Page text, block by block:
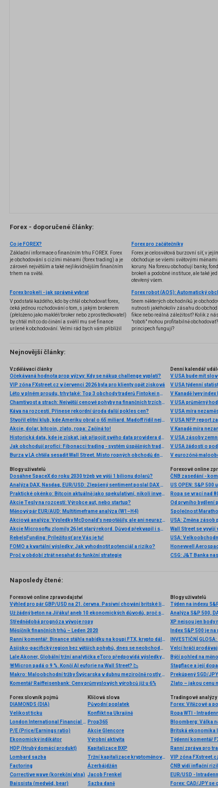
Forex - doporučené články:
Co je FOREX?
Základní informace o finančním trhu FOREX. Forex
je obchodování s cizími měnami (forex trading) a je
zároveň největším a také nejlikvidnějším finančním
trhem na světě.
Forex pro začátečníky
Forex je celosvětová burzovní síť, v
obchoduje se všemi světovými
koruny. Na forexu obchodují banky,
brokeři a podobné instituce, ale také
otevřený všem.
Forex brokeři - jak správně vybrat
V podstatě každého, kdo by chtěl obchodovat forex,
čeká jednou rozhodování o tom, s jakým brokerem
(přeloženo jako makléř/broker nebo zprostředkovatel)
by chtěl mít co do činění a svěřil mu své finance
určené k obchodování. Velmi rád bych vám přiblížil
několik příkladů nejznámějších z nich.
Snem některých obchodníků je
nutnosti jakéhokoliv zásahu do
fikce nebo reálná záležitost? Kolik z
"roboti" mohou profitabilně
principech fungují?
Nejnovější články:
Vzdělávací články
Očekávaná hodnota prop výzvy: Kdy se nákup challenge vyplatí?
VIP zóna FXstreet.cz v červenci 2026 byla pro klienty opět zisková
Léto v plném proudu, trhy také: Top 3 obchody traderů Fintokei na indexech a zlatě
Chamtivost a strach: Největší cenové pohyby na finančních trzích (červenec 2026)
Káva na rozcestí. Přinese rekordní úroda další pokles cen?
Stvořil elitní klub, kde Ameriku obral o 65 miliard. Madoff řídil největší Ponzi dějin
Akcie, dolar, bitcoin, zlato, ropa: Začíná to!
Historická data, kde je získat, jak připojit svého data providera do MultiCharts a proč je budeme potřebovat? (4. díl)
Jak obchodují profíci: Fibonacci trading - systém úspěšných traderů
Burza v LA chtěla sesadit Wall Street. Místo ropných obchodů dnes místem duní basy
Denní kalendář
V USA bude mít
V USA týdenní
V Kanadě Ivey index
V USA průměrný
V USA míra
V USA NFP report
V Kanadě míra
V USA zásoby
V USA žádosti o
V eurozóně
Blogy uživatelů
Dosáhne SpaceX do roku 2030 tržeb ve výši 1 bilionu dolarů?
Analýza DAX, Nasdaq, EUR/USD: Zlepšený sentiment poslal DAX na nová maxima
Praktické okénko: Bitcoin aktuálně jako spekulativní, nikoli investiční aktivum
Akcie Tesly na rozcestí: Výrobce aut, nebo startup?
Měnový pár EUR/AUD: Multitimeframe analýza (W1–H4)
Akciová analýza: Výsledky McDonald’s nepotěšily, ale ani neurazily. Jakou vizi společnost prezentovala?
Akcie Microsoftu zlomily 26 let starý rekord. Důvod překvapil i samotné investory
RebelsFunding: Príležitosť pre Vás je tu!
FOMO a kvartální výsledky: Jak vyhodnotit potenciál a riziko?
Proč v období ztrát nesahat do funkční strategie
Forexové online
ČNB zasedání -
Ropa se vrací nad
Naposledy čtené:
Forexové online zpravodajství
Výhled pro pár GBP/USD na 21. června. Pasivní chování britské libry stojí za povšimnutí.
Už žádný beton na Jiřáku! aneb 10 ekonomických důvodů, proč se klimatickým změnám spíše přizpůsobit než s nimi draze bojovat
Střednědobá prognóza vývoje ropy
Měsíčník finančních trhů – Leden 2020
Ranní komentář: Binance stáhla nabídku na koupi FTX, krypto dál klesá, Meta propouští zaměstnance
Asijsko-pacifický region bez větších pohybů, dnes se neobchodovalo v Číně, Hongkongu a Jižní Koreji
Lale Akoner, Globální tržní analytička eToro předpovídá výsledky společnosti NVIDIA
🚨Micron padá o 9 %. Končí AI euforie na Wall Street? 📉
Makro: Maloobchodní tržby Švýcarska v dubnu meziročně rostly o 0,1 pct
Komentář Raiffeisenbank: Ceny průmyslových výrobců již u 6%
Blogy uživatelů
Týden na indexu
Index S&P 500 je
Velcí hráči
Býčí pohled na
Stagflace a její
Prekúpený SGD/
Zlato – jakou cenu
Forex slovník pojmů
DIAMONDS (DIA)
Velikost ticku
London International Financial Futures Exchange (LIFFE)
P/E (Price/Earnings ratio)
Ekonomický indikátor
HDP (Hrubý domácí produkt)
Lombard sazba
Factoring
Corrective wave (korekční vlna)
Baissista (medvěd, bear)
Klíčová slova
Původní poplatek
Konflikt na Ukrajině
Prop365
Akcie Glencore
Výrobní aktivita
Kapitalizace BXP
Tržní kapitalizace kryptoměnového trhu
Ázerbájdžán
Jacob Frenkel
Sazba daně
Tradingové analýzy
Forex: Vítězové a
Ropa WTI -
Bloomberg: Válka
Britská ekonomika
Týdenní komentář
Ranní zpráva pro
ČNB vidí inflační
EUR/USD -
Forex: CAD/JPY